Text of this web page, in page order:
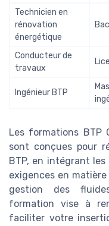
Technicien en
rénovation
énergétique
Conducteur de
travaux
Ingénieur BTP
Les formations BTP
sont conçues pour
BTP, en intégrant
exigences en
gestion des
formation vise à
faciliter votre